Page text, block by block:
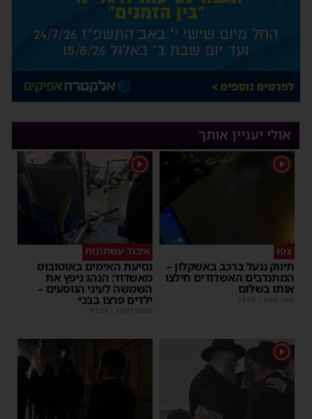
אולי יעניין אותך
1
צפו
תינוק ננעל ברכב באשקלון –
המתנדבים האשדודים חילצו
אותו בשלום
משה קאהן 11:53
1
איבוד עשתונות
נסיעת האימים באוטובוס
מאשדוד: הנהג ניפץ את
השמשה לעיני הנוסעים –
ילדים פרצו בבכי
מנחם דויטש 11:34
1